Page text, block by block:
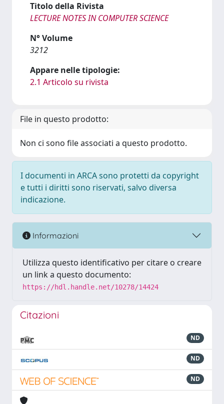
Titolo della Rivista
LECTURE NOTES IN COMPUTER SCIENCE
N° Volume
3212
Appare nelle tipologie:
2.1 Articolo su rivista
File in questo prodotto:
Non ci sono file associati a questo prodotto.
I documenti in ARCA sono protetti da copyright
e tutti i diritti sono riservati, salvo diversa
indicazione.
Informazioni
Utilizza questo identificativo per citare o creare
un link a questo documento:
https://hdl.handle.net/10278/14424
Citazioni
ND
ND
ND